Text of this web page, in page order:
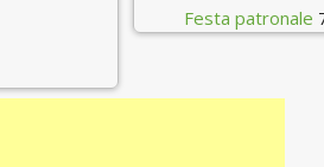
Festa patronale